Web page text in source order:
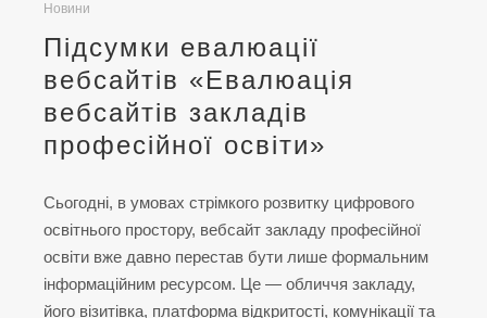
Новини
Підсумки евалюації
вебсайтів «Евалюація
вебсайтів закладів
професійної освіти»
Сьогодні, в умовах стрімкого розвитку цифрового
освітнього простору, вебсайт закладу професійної
освіти вже давно перестав бути лише формальним
інформаційним ресурсом. Це — обличчя закладу,
його візитівка, платформа відкритості, комунікації та